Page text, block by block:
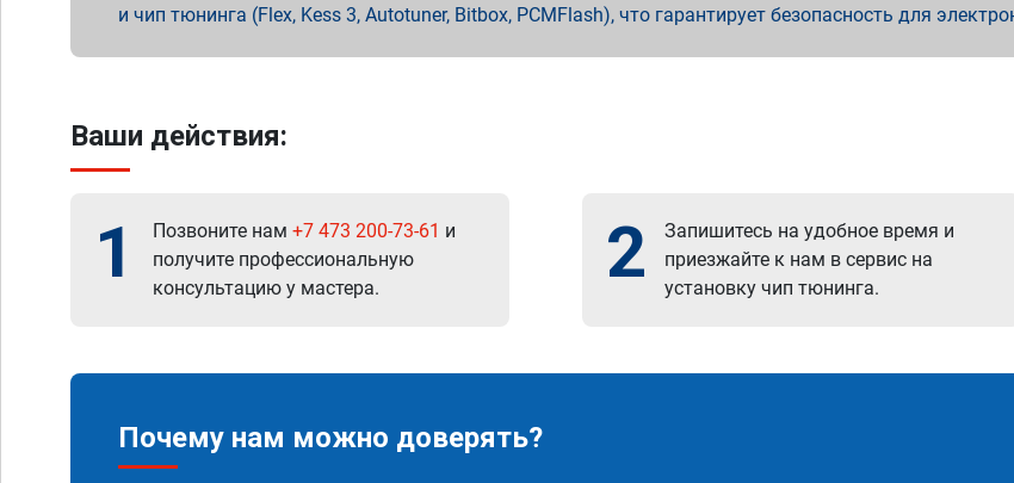
и чип тюнинга (Flex, Kess 3, Autotuner, Bitbox, PCMFlash), что гарантирует безопасность для
Ваши действия:
1 Позвоните нам +7 473 200-73-61 и
получите профессиональную
консультацию у мастера.
2
Запишитесь на удобное время и
приезжайте к нам в сервис на
установку чип тюнинга.
Почему нам можно доверять?